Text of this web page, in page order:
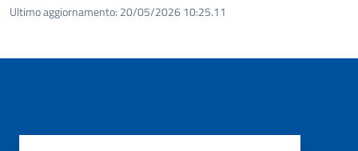
Ultimo aggiornamento: 20/05/2026 10:25.11